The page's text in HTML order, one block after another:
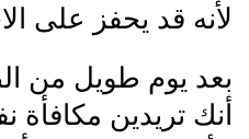
لأنه قد يحفز على
بعد يوم طويل من
أنك تريدين